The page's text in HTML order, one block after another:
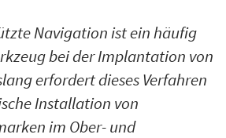
Navigation ist ein häufig
bei der Implantation von
erfordert dieses Verfahren
Installation von
im Ober- und